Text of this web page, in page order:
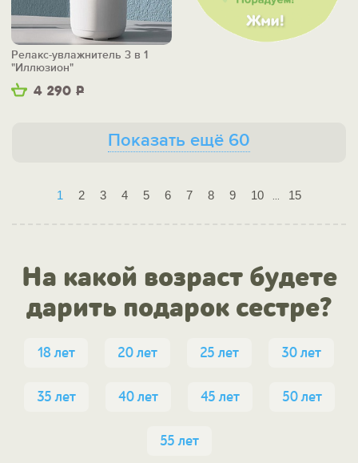
4 290 Р
Релакс-увлажнитель 3 в 1
"Иллюзион"
Показать ещё 60
1 2 3 4 5 6 7 8 9 10 ... 15
На какой возраст будете
дарить подарок сестре?
18 лет 20 лет 25 лет 30 лет
35 лет 40 лет 45 лет 50 лет
55 лет